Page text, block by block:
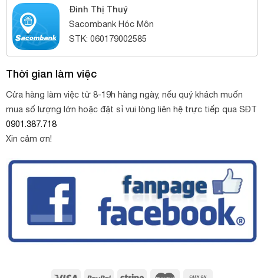
Đinh Thị Thuý
Sacombank Hóc Môn
STK: 060179002585
Thời gian làm việc
Cửa hàng làm việc từ 8-19h hàng ngày, nếu quý khách muốn
mua số lượng lớn hoặc đặt sỉ vui lòng liên hệ trực tiếp qua SĐT
0901.387.718
Xin cảm ơn!